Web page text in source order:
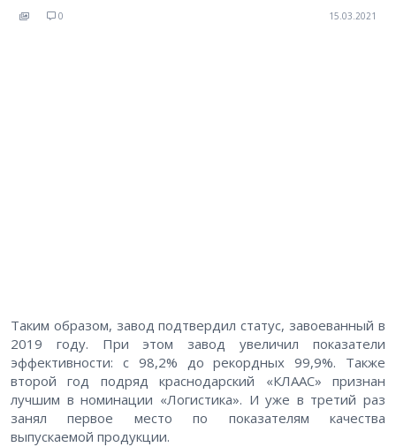
0 15.03.2021
Таким образом, завод подтвердил статус, завоеванный в
2019 году. При этом завод увеличил показатели
эффективности: с 98,2% до рекордных 99,9%. Также
второй год подряд краснодарский «КЛААС» признан
лучшим в номинации «Логистика». И уже в третий раз
занял первое место по показателям качества
выпускаемой продукции.